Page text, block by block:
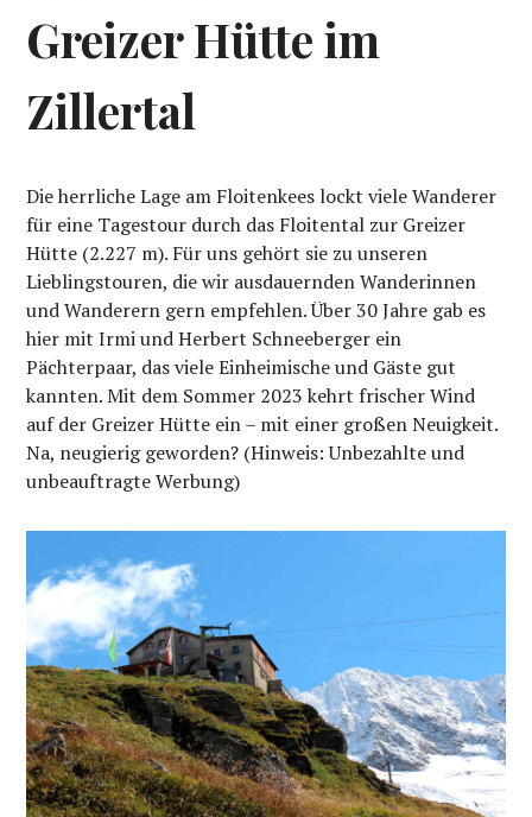
Greizer Hütte im
Zillertal
Die herrliche Lage am Floitenkees lockt viele Wanderer
für eine Tagestour durch das Floitental zur Greizer
Hütte (2.227 m). Für uns gehört sie zu unseren
Lieblingstouren, die wir ausdauernden Wanderinnen
und Wanderern gern empfehlen. Über 30 Jahre gab es
hier mit Irmi und Herbert Schneeberger ein
Pächterpaar, das viele Einheimische und Gäste gut
kannten. Mit dem Sommer 2023 kehrt frischer Wind
auf der Greizer Hütte ein – mit einer großen Neuigkeit.
Na, neugierig geworden? (Hinweis: Unbezahlte und
unbeauftragte Werbung)